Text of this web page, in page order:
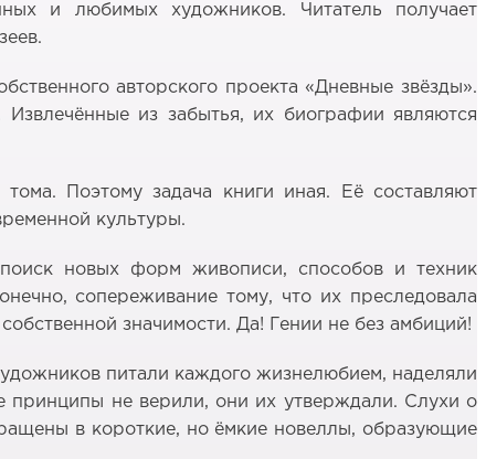
и любимых художников. Читатель получает
авторского проекта «Дневные звёзды».
из забытья, их биографии являются
Поэтому задача книги иная. Её составляют
культуры.
новых форм живописи, способов и техник
сопереживание тому, что их преследовала
значимости. Да! Гении не без амбиций!
питали каждого жизнелюбием, наделяли
принципы не верили, они их утверждали. Слухи о
в короткие, но ёмкие новеллы, образующие